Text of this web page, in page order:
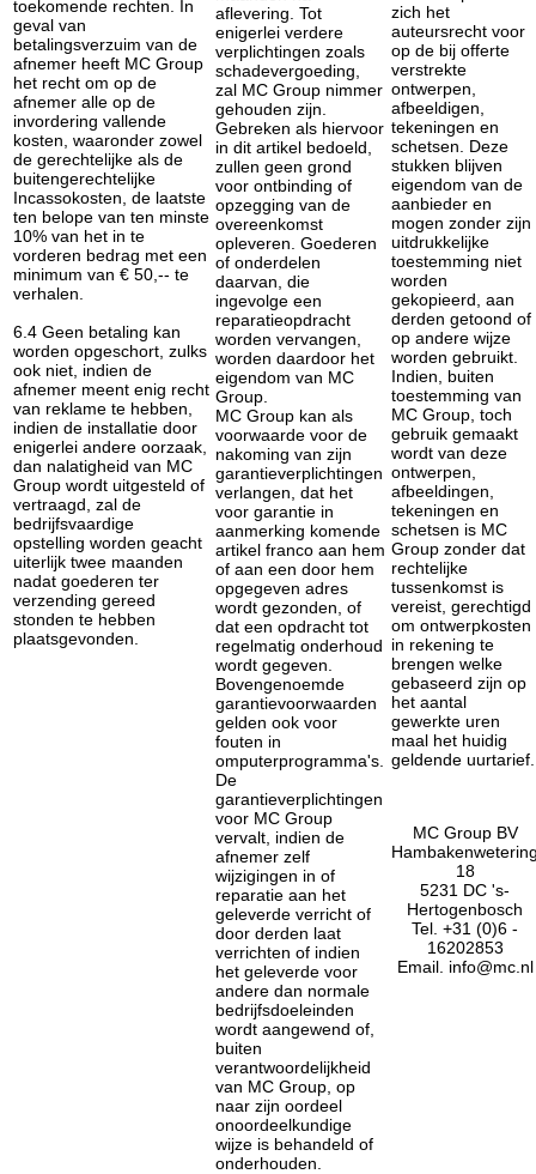
toekomende rechten. In
geval van
betalingsverzuim van de
afnemer heeft MC Group
het recht om op de
afnemer alle op de
invordering vallende
kosten, waaronder zowel
de gerechtelijke als de
buitengerechtelijke
Incassokosten, de laatste
ten belope van ten minste
10% van het in te
vorderen bedrag met een
minimum van € 50,-- te
verhalen.
6.4 Geen betaling kan
worden opgeschort, zulks
ook niet, indien de
afnemer meent enig recht
van reklame te hebben,
indien de installatie door
enigerlei andere oorzaak,
dan nalatigheid van MC
Group wordt uitgesteld of
vertraagd, zal de
bedrijfsvaardige
opstelling worden geacht
uiterlijk twee maanden
nadat goederen ter
verzending gereed
stonden te hebben
plaatsgevonden.
aflevering. Tot
enigerlei verdere
verplichtingen zoals
schadevergoeding,
zal MC Group nimmer
gehouden zijn.
Gebreken als hiervoor
in dit artikel bedoeld,
zullen geen grond
voor ontbinding of
opzegging van de
overeenkomst
opleveren. Goederen
of onderdelen
daarvan, die
ingevolge een
reparatieopdracht
worden vervangen,
worden daardoor het
eigendom van MC
Group.
MC Group kan als
voorwaarde voor de
nakoming van zijn
garantieverplichtingen
verlangen, dat het
voor garantie in
aanmerking komende
artikel franco aan hem
of aan een door hem
opgegeven adres
wordt gezonden, of
dat een opdracht tot
regelmatig onderhoud
wordt gegeven.
Bovengenoemde
garantievoorwaarden
gelden ook voor
fouten in
omputerprogramma's.
De
garantieverplichtingen
voor MC Group
vervalt, indien de
afnemer zelf
wijzigingen in of
reparatie aan het
geleverde verricht of
door derden laat
verrichten of indien
het geleverde voor
andere dan normale
bedrijfsdoeleinden
wordt aangewend of,
buiten
verantwoordelijkheid
van MC Group, op
naar zijn oordeel
onoordeelkundige
wijze is behandeld of
onderhouden.
zich het
auteursrecht voor
op de bij offerte
verstrekte
ontwerpen,
afbeeldigen,
tekeningen en
schetsen. Deze
stukken blijven
eigendom van de
aanbieder en
mogen zonder zijn
uitdrukkelijke
toestemming niet
worden
gekopieerd, aan
derden getoond of
op andere wijze
worden gebruikt.
Indien, buiten
toestemming van
MC Group, toch
gebruik gemaakt
wordt van deze
ontwerpen,
afbeeldingen,
tekeningen en
schetsen is MC
Group zonder dat
rechtelijke
tussenkomst is
vereist, gerechtigd
om ontwerpkosten
in rekening te
brengen welke
gebaseerd zijn op
het aantal
gewerkte uren
maal het huidig
geldende uurtarief.
MC Group BV
18
5231 DC 's-
Hertogenbosch
Tel. +31 (0)6 -
16202853
Email. info@mc.nl